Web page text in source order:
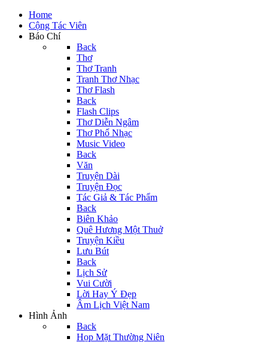
Home
Cộng Tác Viên
Báo Chí
Back
Thơ
Thơ Tranh
Tranh Thơ Nhạc
Thơ Flash
Back
Flash Clips
Thơ Diễn Ngâm
Thơ Phổ Nhạc
Music Video
Back
Văn
Truyện Dài
Truyện Đọc
Tác Giả & Tác Phẩm
Back
Biên Khảo
Quê Hương Một Thuở
Truyện Kiều
Lưu Bút
Back
Lịch Sử
Vui Cười
Lời Hay Ý Đẹp
Âm Lịch Việt Nam
Hình Ảnh
Back
Họp Mặt Thường Niên